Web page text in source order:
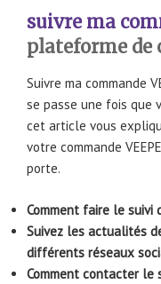
suivre ma
plateforme de
Suivre ma commande
se passe une fois que
cet article vous
votre commande
porte.
Comment faire le suivi
Suivez les actualités
différents réseaux
Comment contacter le